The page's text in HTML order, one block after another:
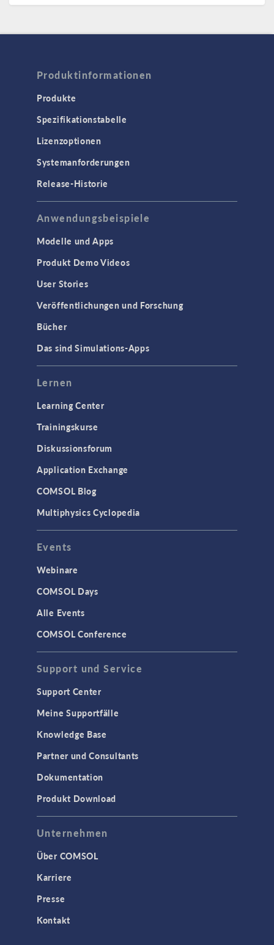
Produktinformationen
Produkte
Spezifikationstabelle
Lizenzoptionen
Systemanforderungen
Release-Historie
Anwendungsbeispiele
Modelle und Apps
Produkt Demo Videos
User Stories
Veröffentlichungen und Forschung
Bücher
Das sind Simulations-Apps
Lernen
Learning Center
Trainingskurse
Diskussionsforum
Application Exchange
COMSOL Blog
Multiphysics Cyclopedia
Events
Webinare
COMSOL Days
Alle Events
COMSOL Conference
Support und Service
Support Center
Meine Supportfälle
Knowledge Base
Partner und Consultants
Dokumentation
Produkt Download
Unternehmen
Über COMSOL
Karriere
Presse
Kontakt